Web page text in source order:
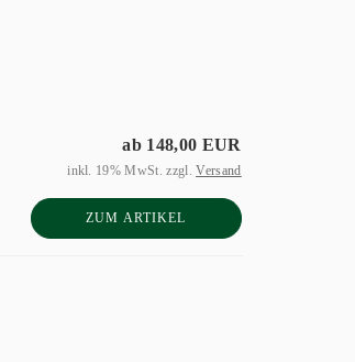
ab 148,00 EUR
inkl. 19% MwSt. zzgl.Versand
ZUM ARTIKEL